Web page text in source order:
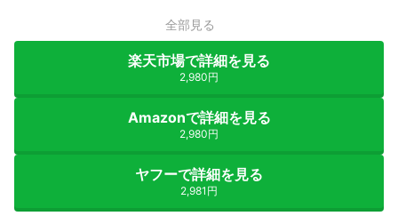
全部見る
楽天市場で詳細を見る
2,980円
Amazonで詳細を見る
2,980円
ヤフーで詳細を見る
2,981円